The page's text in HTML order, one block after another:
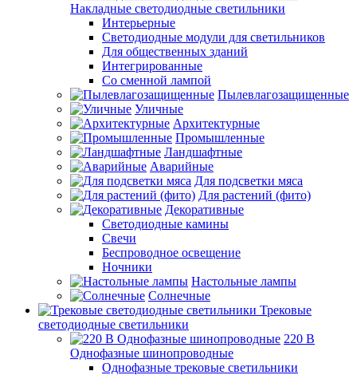
Накладные светодиодные светильники
Интерьерные
Светодиодные модули для светильников
Для общественных зданий
Интегрированные
Со сменной лампой
Пылевлагозащищенные
Уличные
Архитектурные
Промышленные
Ландшафтные
Аварийные
Для подсветки мяса
Для растений (фито)
Декоративные
Светодиодные камины
Свечи
Беспроводное освещение
Ночники
Настольные лампы
Солнечные
Трековые
светодиодные светильники
220 B
Однофазные шинопроводные
Однофазные трековые светильники